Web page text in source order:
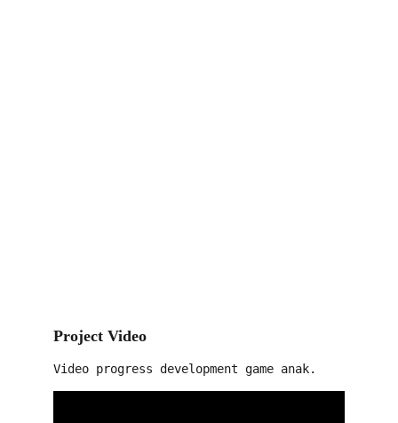
Project Video
Video progress development game anak.